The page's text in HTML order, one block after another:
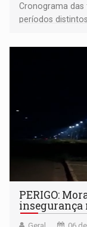
Cronograma
períodos distintos
PERIGO:
insegurança